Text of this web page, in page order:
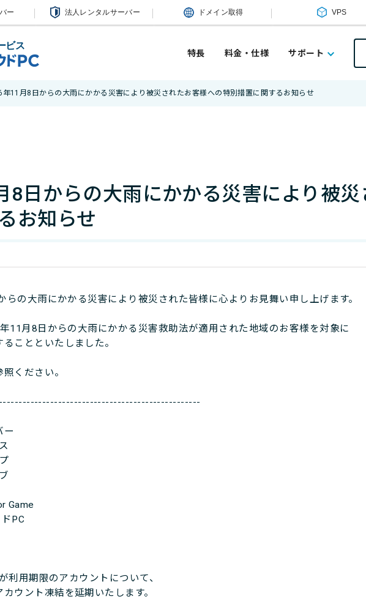
ー 法人レンタルサーバー ドメイン取得 VPS
ビス
特長 料金・仕様 サポート
年11月8日からの大雨にかかる災害により被災されたお客様への特別措置に関するお知らせ
8日からの大雨にかかる災害により被
お知らせ
らの大雨にかかる災害により被災された皆様に心よりお見舞い申し上げます。
11月8日からの大雨にかかる災害救助法が適用された地域のお客様を対象に
ことといたしました。
ください。
ー
Game
PC
用期限のアカウントについて、
ウント凍結を延期いたします。